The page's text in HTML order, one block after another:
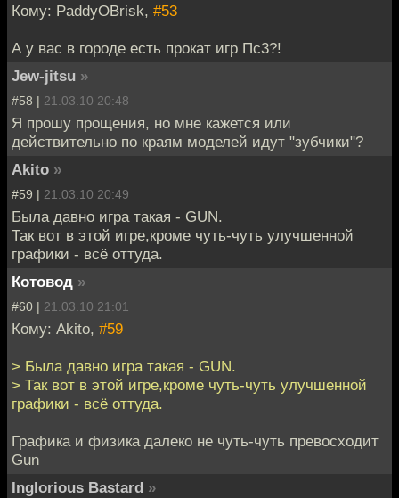
Кому: PaddyOBrisk, #53
А у вас в городе есть прокат игр Пс3?!
Jew-jitsu »
#58 | 21.03.10 20:48
Я прошу прощения, но мне кажется или
действительно по краям моделей идут "зубчики"?
Akito »
#59 | 21.03.10 20:49
Была давно игра такая - GUN.
Так вот в этой игре,кроме чуть-чуть улучшенной
графики - всё оттуда.
Котовод »
#60 | 21.03.10 21:01
Кому: Akito, #59
> Была давно игра такая - GUN.
> Так вот в этой игре,кроме чуть-чуть улучшенной
графики - всё оттуда.
Графика и физика далеко не чуть-чуть превосходит
Gun
Inglorious Bastard »